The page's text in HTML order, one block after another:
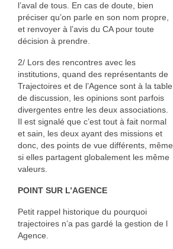
l’aval de tous. En cas de doute, bien
préciser qu’on parle en son nom propre,
et renvoyer à l’avis du CA pour toute
décision à prendre.
2/ Lors des rencontres avec les
institutions, quand des représentants de
Trajectoires et de l’Agence sont à la table
de discussion, les opinions sont parfois
divergentes entre les deux associations.
Il est signalé que c’est tout à fait normal
et sain, les deux ayant des missions et
donc, des points de vue différents, même
si elles partagent globalement les même
valeurs.
POINT SUR L’AGENCE
Petit rappel historique du pourquoi
trajectoires n’a pas gardé la gestion de l
Agence.